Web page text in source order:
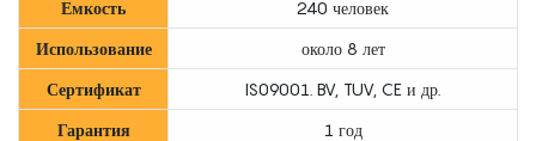
Емкость
240 человек
Использование
около 8 лет
Сертификат
IS09001. BV, TUV, CE и др.
Гарантия
1 год